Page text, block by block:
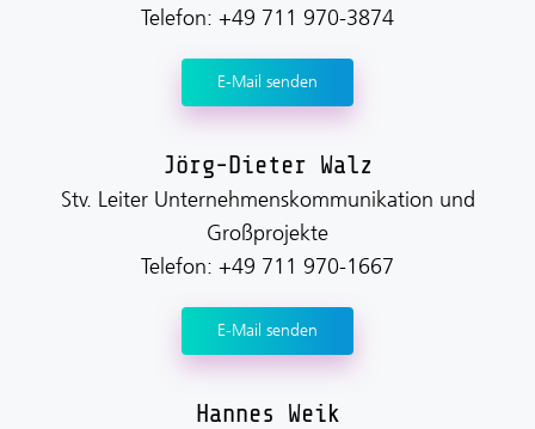
Telefon: +49 711 970-3874
E-Mail senden
Jörg-Dieter Walz
Stv. Leiter Unternehmenskommunikation und
Großprojekte
Telefon: +49 711 970-1667
E-Mail senden
Hannes Weik